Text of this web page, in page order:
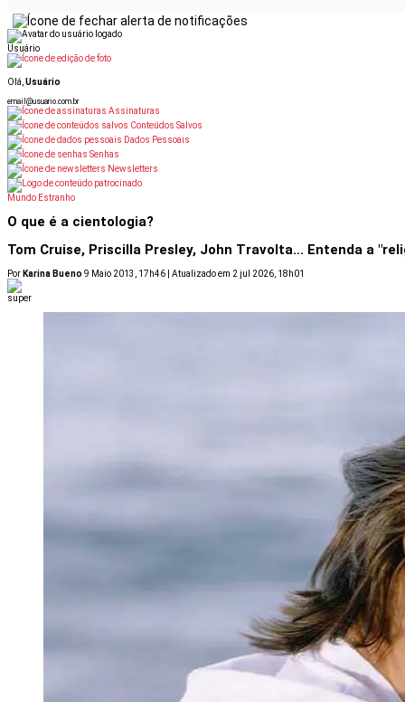
Usuário
Olá, Usuário
email@usuario.com.br
Assinaturas
Conteúdos Salvos
Dados Pessoais
Senhas
Newsletters
Pais: Receba Super em Casa por 9,90
Mundo Estranho
O que é a cientologia?
Tom Cruise, Priscilla Presley, John Travolta... Entenda a
Por Karina Bueno 9 Maio 2013, 17h46 | Atualizado em 2 jul 2026, 18h01